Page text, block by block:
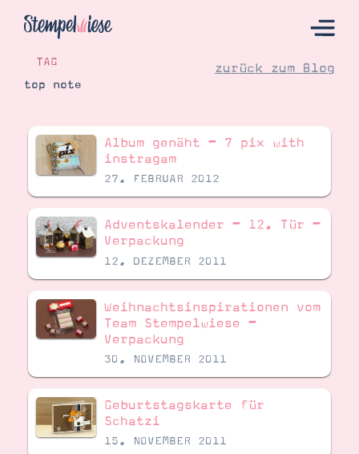
Hier Starten
Katalog
Bestellen
Demonstrator werden
Gutscheine
Produkte erklärt
Über mich
Über Stampin’ Up!
TAG
top note
zurück zum Blog
Album genäht – 7 pix with
instragam
27. FEBRUAR 2012
Adventskalender – 12. Tür –
Verpackung
12. DEZEMBER 2011
Weihnachtsinspirationen vom
Team Stempelwiese –
Verpackung
30. NOVEMBER 2011
Geburtstagskarte für
Schatzi
15. NOVEMBER 2011